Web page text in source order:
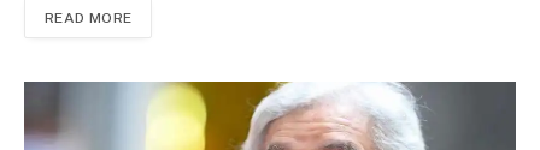
READ MORE